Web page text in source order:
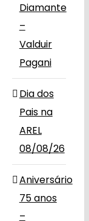
Diamante
–
Valduir
Pagani
Dia dos
Pais na
AREL
08/08/26
Aniversário
75 anos
–